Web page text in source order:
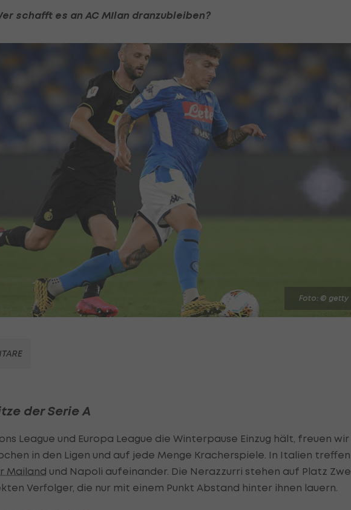
schafft es an AC MIlan dranzubleiben?
Foto: © getty
der Serie A
League und Europa League die Winterpause Einzug hält, freuen wir
in den Ligen und auf jede Menge Kracherspiele. In Italien treffen
Mailand und Napoli aufeinander. Die Nerazzurri stehen auf Platz
Verfolger, die nur mit einem Punkt Abstand hinter ihnen lauern.